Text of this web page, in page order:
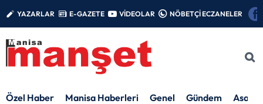
YAZARLAR E-GAZETE VİDEOLAR NÖBETÇİ ECZANELER
Özel Haber Manisa Haberleri Genel Gündem Asayiş